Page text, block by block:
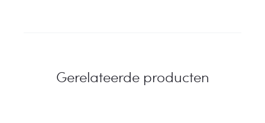
Gerelateerde producten